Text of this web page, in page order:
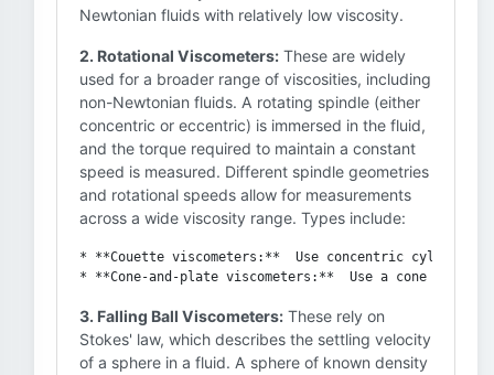
Newtonian fluids with relatively low viscosity.
2. Rotational Viscometers: These are widely
used for a broader range of viscosities, including
non-Newtonian fluids. A rotating spindle (either
concentric or eccentric) is immersed in the fluid,
and the torque required to maintain a constant
speed is measured. Different spindle geometries
and rotational speeds allow for measurements
across a wide viscosity range. Types include:
* **Couette viscometers:**  Use concentric cylinders.
3. Falling Ball Viscometers: These rely on
Stokes' law, which describes the settling velocity
of a sphere in a fluid. A sphere of known density